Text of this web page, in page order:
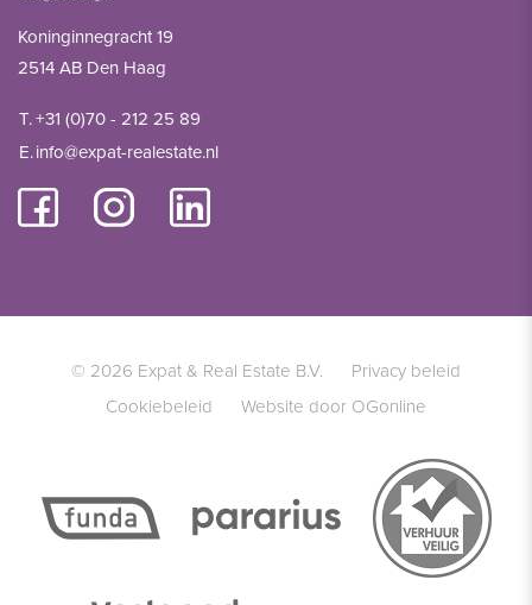
Koninginnegracht 19
2514 AB Den Haag
T.+31 (0)70 - 212 25 89
E.info@expat-realestate.nl
© 2026 Expat & Real Estate B.V.
Privacy beleid
Cookiebeleid
Website door OGonline